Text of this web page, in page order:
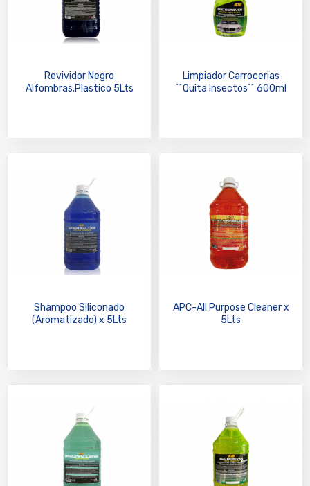
Revividor Negro
Alfombras.Plastico 5Lts
Limpiador Carrocerias
``Quita Insectos`` 600ml
Shampoo Siliconado
(Aromatizado) x 5Lts
APC-All Purpose Cleaner x
5Lts